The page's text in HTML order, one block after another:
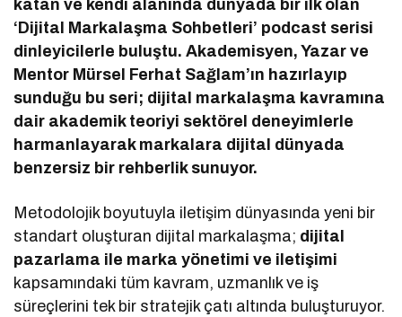
katan ve kendi alanında dünyada bir ilk olan
‘Dijital Markalaşma Sohbetleri’ podcast serisi
dinleyicilerle buluştu. Akademisyen, Yazar ve
Mentor Mürsel Ferhat Sağlam’ın hazırlayıp
sunduğu bu seri; dijital markalaşma kavramına
dair akademik teoriyi sektörel deneyimlerle
harmanlayarak markalara dijital dünyada
benzersiz bir rehberlik sunuyor.
Metodolojik boyutuyla iletişim dünyasında yeni bir
standart oluşturan dijital markalaşma; dijital
pazarlama ile marka yönetimi ve iletişimi
kapsamındaki tüm kavram, uzmanlık ve iş
süreçlerini tek bir stratejik çatı altında buluşturuyor.